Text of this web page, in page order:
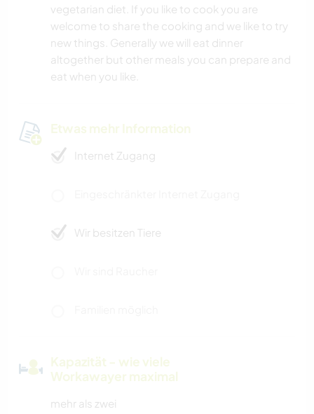
vegetarian diet. If you like to cook you are
welcome to share the cooking and we like to try
new things. Generally we will eat dinner
altogether but other meals you can prepare and
eat when you like.
Etwas mehr Information
Internet Zugang
Wir besitzen Tiere
Kapazität - wie viele
Workawayer maximal
mehr als zwei